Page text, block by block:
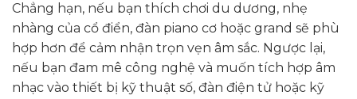
Chẳng hạn, nếu bạn thích chơi du dương, nhẹ
nhàng của cổ điển, đàn piano cơ hoặc grand sẽ phù
hợp hơn để cảm nhận trọn vẹn âm sắc. Ngược lại,
nếu bạn đam mê công nghệ và muốn tích hợp âm
nhạc vào thiết bị kỹ thuật số, đàn điện tử hoặc kỹ